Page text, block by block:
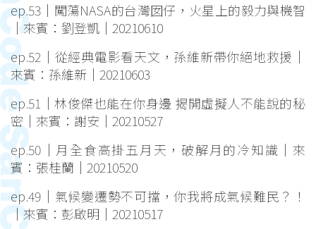
ep.53｜闖蕩NASA的台灣囡仔，火星上的毅力與機智
｜來賓：劉登凱｜20210610
ep.52｜從經典電影看天文，孫維新帶你絕地救援｜
來賓：孫維新｜20210603
ep.51｜林俊傑也能在你身邊 揭開虛擬人不能說的秘
密｜來賓：謝安｜20210527
ep.50｜月全食高掛五月天，破解月的冷知識｜來
賓：張桂蘭｜20210520
ep.49｜氣候變遷勢不可擋，你我將成氣候難民？！
｜來賓：彭啟明｜20210517